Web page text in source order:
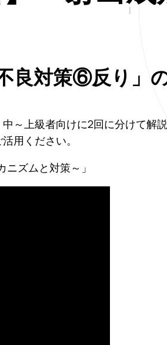
良対策⑥反り」
～上級者向けに2回に分けて解説
用ください。
ズムと対策～」